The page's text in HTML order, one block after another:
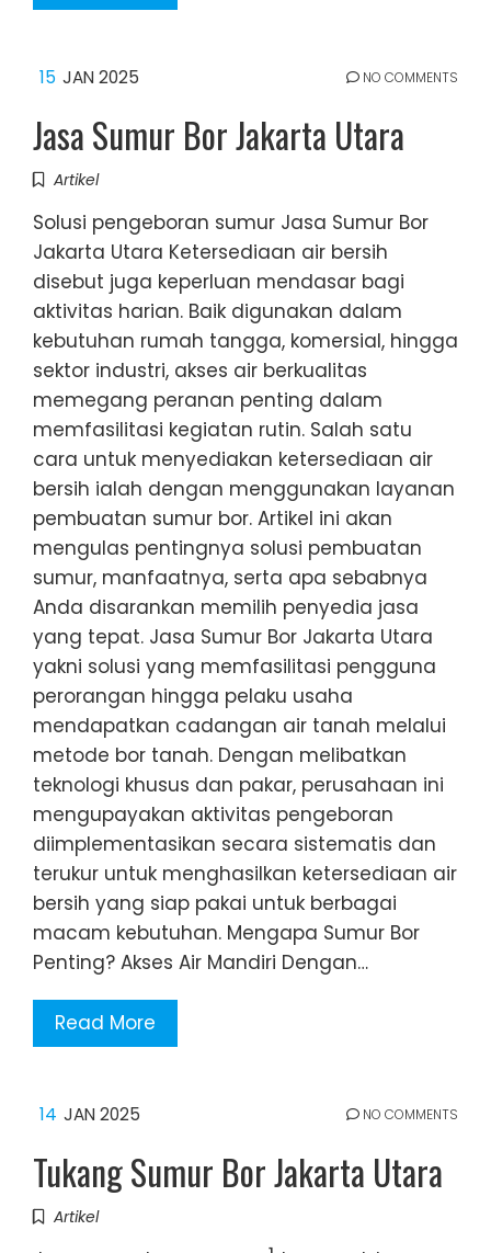
15 JAN 2025 NO COMMENTS
Jasa Sumur Bor Jakarta Utara
Artikel
Solusi pengeboran sumur Jasa Sumur Bor
Jakarta Utara Ketersediaan air bersih
disebut juga keperluan mendasar bagi
aktivitas harian. Baik digunakan dalam
kebutuhan rumah tangga, komersial, hingga
sektor industri, akses air berkualitas
memegang peranan penting dalam
memfasilitasi kegiatan rutin. Salah satu
cara untuk menyediakan ketersediaan air
bersih ialah dengan menggunakan layanan
pembuatan sumur bor. Artikel ini akan
mengulas pentingnya solusi pembuatan
sumur, manfaatnya, serta apa sebabnya
Anda disarankan memilih penyedia jasa
yang tepat. Jasa Sumur Bor Jakarta Utara
yakni solusi yang memfasilitasi pengguna
perorangan hingga pelaku usaha
mendapatkan cadangan air tanah melalui
metode bor tanah. Dengan melibatkan
teknologi khusus dan pakar, perusahaan ini
mengupayakan aktivitas pengeboran
diimplementasikan secara sistematis dan
terukur untuk menghasilkan ketersediaan air
bersih yang siap pakai untuk berbagai
macam kebutuhan. Mengapa Sumur Bor
Penting? Akses Air Mandiri Dengan…
Read More
14 JAN 2025 NO COMMENTS
Tukang Sumur Bor Jakarta Utara
Artikel